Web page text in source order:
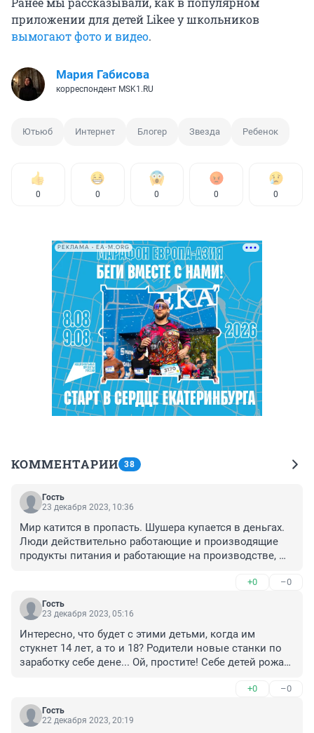
приложении для детей Likee у школьников
вымогают фото и видео.
Мария Габисова
корреспондент MSK1.RU
Ютьюб Интернет Блогер Звезда Ребенок
0 0 0 0 0
РЕКЛАМА • EA-M.ORG
КОММЕНТАРИИ 38
Гость
23 декабря 2023, 10:36
Мир катится в пропасть. Шушера купается в деньгах.
Люди действительно работающие и производящие
продукты питания и работающие на производстве,
перебиваются с копейки на копейку. Из каких
закромов платят этой шушере?
+0 –0
Гость
23 декабря 2023, 05:16
Интересно, что будет с этими детьми, когда им
стукнет 14 лет, а то и 18? Родители новые станки по
заработку себе дене... Ой, простите! Себе детей рожать
+0 –0
Гость
22 декабря 2023, 20:19